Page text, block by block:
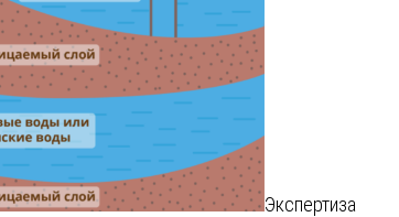
Экспертиза